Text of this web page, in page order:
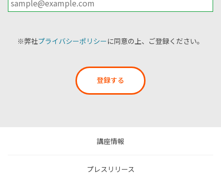
※弊社プライバシーポリシーに同意の上、ご登録ください。
登録する
講座情報
プレスリリース